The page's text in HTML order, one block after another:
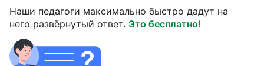
Наши педагоги максимально быстро дадут на
него развёрнутый ответ. Это бесплатно!